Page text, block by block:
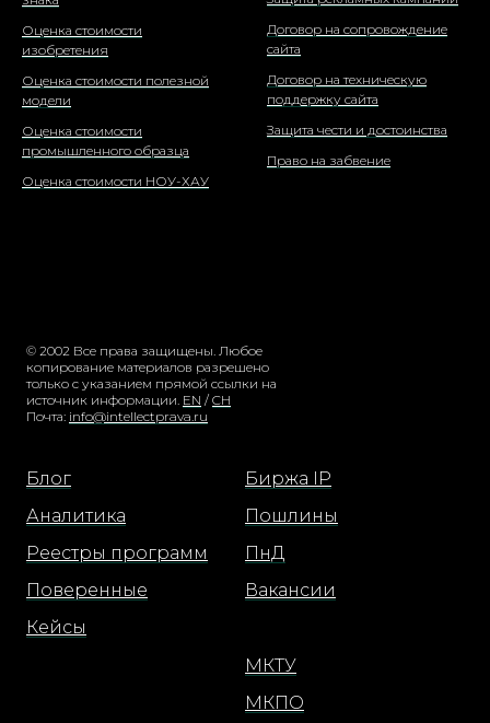
Оценка стоимости
изобретения
Оценка стоимости полезной
модели
Оценка стоимости
промышленного образца
Оценка стоимости НОУ-ХАУ
Договор на сопровождение
сайта
Договор на техническую
поддержку сайта
Защита чести и достоинства
Право на забвение
© 2002 Все права защищены. Любое
копирование материалов разрешено
только с указанием прямой ссылки на
источник информации. EN / CH
Почта: info@intellectprava.ru
Блог
Аналитика
Реестры программ
Поверенные
Кейсы
Биржа IP
Пошлины
ПнД
Вакансии
МКТУ
МКПО